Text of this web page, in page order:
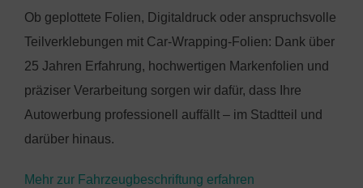
Ob geplottete Folien, Digitaldruck oder anspruchsvolle
Teilverklebungen mit Car-Wrapping-Folien: Dank über
25 Jahren Erfahrung, hochwertigen Markenfolien und
präziser Verarbeitung sorgen wir dafür, dass Ihre
Autowerbung professionell auffällt – im Stadtteil und
darüber hinaus.
Mehr zur Fahrzeugbeschriftung erfahren